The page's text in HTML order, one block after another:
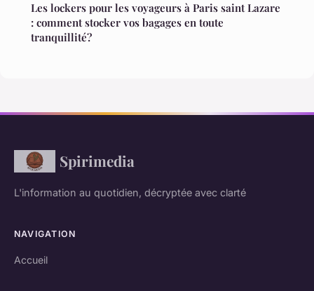
Les lockers pour les voyageurs à Paris saint Lazare
: comment stocker vos bagages en toute
tranquillité?
Spirimedia
L'information au quotidien, décryptée avec clarté
NAVIGATION
Accueil